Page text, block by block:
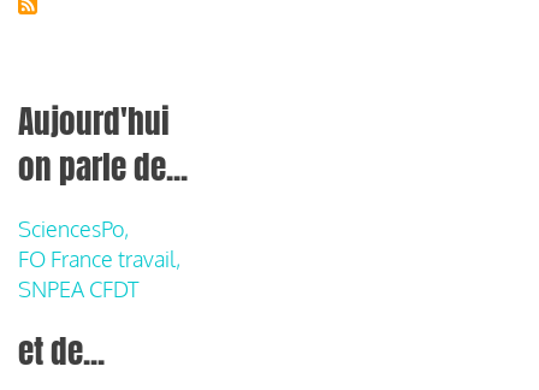
Aujourd'hui
on parle de...
SciencesPo,
FO France travail,
SNPEA CFDT
et de...